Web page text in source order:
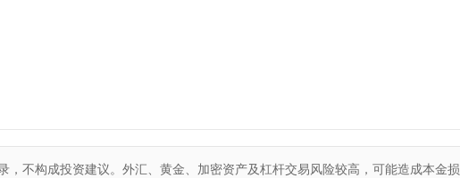
，不构成投资建议。外汇、黄金、加密资产及杠杆交易风险较高，可能造成本金损